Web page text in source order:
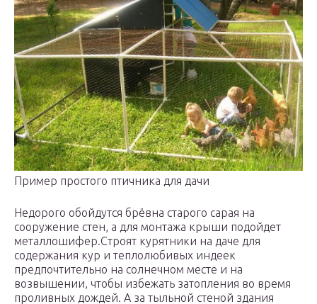
Пример простого птичника для дачи
Недорого обойдутся брёвна старого сарая на
сооружение стен, а для монтажа крыши подойдет
металлошифер.Строят курятники на даче для
содержания кур и теплолюбивых индеек
предпочтительно на солнечном месте и на
возвышении, чтобы избежать затопления во время
проливных дождей. А за тыльной стеной здания